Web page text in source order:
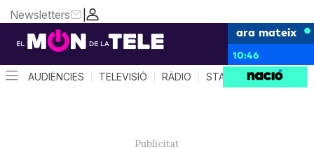
|
Newsletters
ara mateix
10:46
AUDIÈNCIES TELEVISIÓ RÀDIO STAR SYSTEM